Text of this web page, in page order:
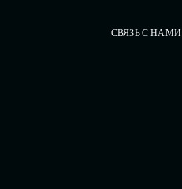
СВЯЗЬ С НАМИ